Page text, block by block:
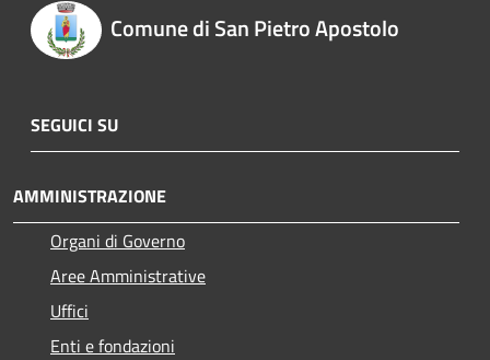
Comune di San Pietro Apostolo
SEGUICI SU
AMMINISTRAZIONE
Organi di Governo
Aree Amministrative
Uffici
Enti e fondazioni